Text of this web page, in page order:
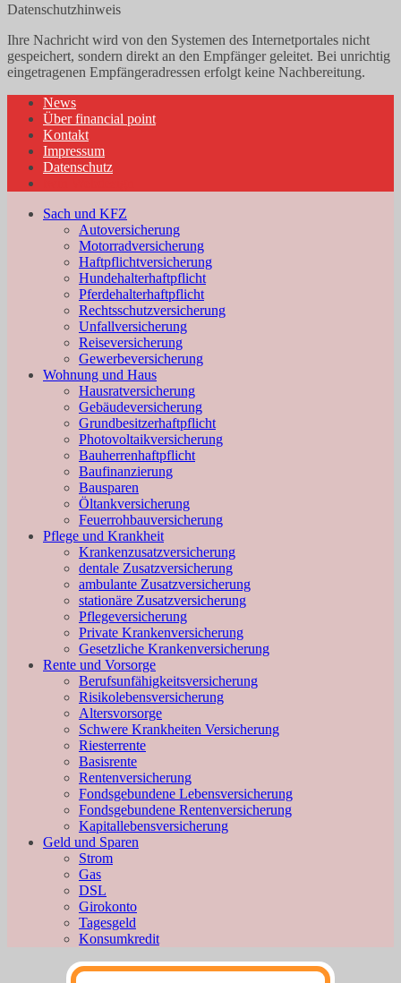
Datenschutzhinweis
Ihre Nachricht wird von den Systemen des Internetportales nicht
gespeichert, sondern direkt an den Empfänger geleitet. Bei unrichtig
eingetragenen Empfängeradressen erfolgt keine Nachbereitung.
News
Über financial point
Kontakt
Impressum
Datenschutz
Sach und KFZ
Autoversicherung
Motorradversicherung
Haftpflichtversicherung
Hundehalterhaftpflicht
Pferdehalterhaftpflicht
Rechtsschutzversicherung
Unfallversicherung
Reiseversicherung
Gewerbeversicherung
Wohnung und Haus
Hausratversicherung
Gebäudeversicherung
Grundbesitzerhaftpflicht
Photovoltaikversicherung
Bauherrenhaftpflicht
Baufinanzierung
Bausparen
Öltankversicherung
Feuerrohbauversicherung
Pflege und Krankheit
Krankenzusatzversicherung
dentale Zusatzversicherung
ambulante Zusatzversicherung
stationäre Zusatzversicherung
Pflegeversicherung
Private Krankenversicherung
Gesetzliche Krankenversicherung
Rente und Vorsorge
Berufs­unfähigkeitsversicherung
Risikolebensversicherung
Altersvorsorge
Schwere Krankheiten Versicherung
Riesterrente
Basisrente
Rentenversicherung
Fondsgebundene Lebensversicherung
Fondsgebundene Rentenversicherung
Kapitallebensversicherung
Geld und Sparen
Strom
Gas
DSL
Girokonto
Tagesgeld
Konsumkredit